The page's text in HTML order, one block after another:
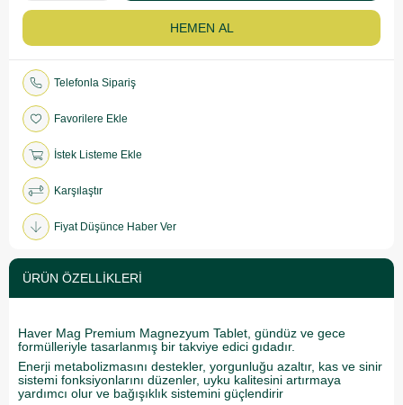
Telefonla Sipariş
Favorilere Ekle
İstek Listeme Ekle
Karşılaştır
Fiyat Düşünce Haber Ver
ÜRÜN ÖZELLIKLERI
Haver Mag Premium Magnezyum Tablet, gündüz ve gece
formülleriyle tasarlanmış bir takviye edici gıdadır.
Enerji metabolizmasını destekler, yorgunluğu azaltır, kas ve sinir
sistemi fonksiyonlarını düzenler, uyku kalitesini artırmaya
yardımcı olur ve bağışıklık sistemini güçlendirir